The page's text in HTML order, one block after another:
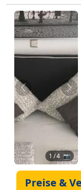
Zurück
1 / 4 📷
Preise &